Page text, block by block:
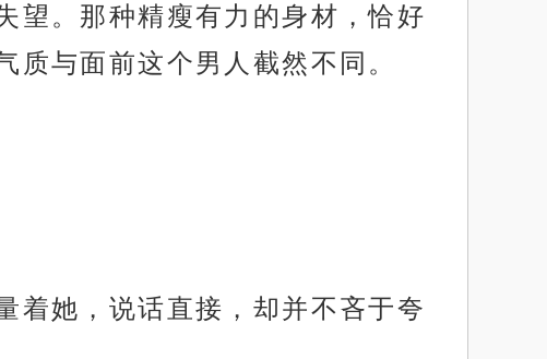
望。那种精瘦有力的身材，恰好
与面前这个男人截然不同。
着她，说话直接，却并不吝于夸